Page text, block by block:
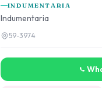
INDUMENTARIA
Indumentaria
59-3974